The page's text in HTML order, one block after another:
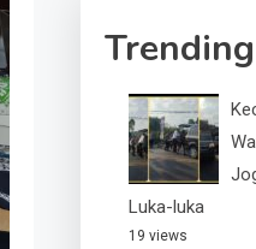
Trending
Luka-luka
19 views